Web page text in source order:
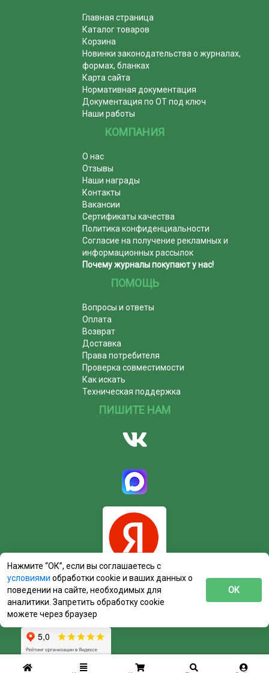
Главная страница
Каталог товаров
Корзина
Новинки законодательства о журналах,
формах, бланках
Карта сайта
Нормативная документация
Документация по ОТ под ключ
Наши работы
КОМПАНИЯ
О нас
Отзывы
Наши награды
Контакты
Вакансии
Сертификаты качества
Политика конфиденциальности
Согласие на получение рекламных и
информационных рассылок
Почему журналы покупают у нас!
ПОМОЩЬ
Вопросы и ответы
Оплата
Возврат
Доставка
Права потребителя
Проверка совместимости
Как искать
Техническая поддержка
ПИШИТЕ НАМ
Нажмите “ОК”, если вы соглашаетесь с
условиями обработки cookie и ваших данных о
поведении на сайте, необходимых для
аналитики. Запретить обработку cookie
можете через браузер
ОК